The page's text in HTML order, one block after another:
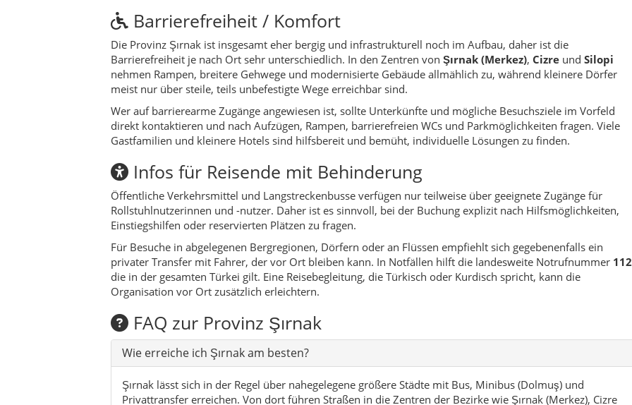
Rollstuhlnutzerinnen und -nutzer. Daher ist es sinnvoll, bei der Buchung explizit nach Hilfsmöglichkeiten,
Einstiegshilfen oder reservierten Plätzen zu fragen.
Für Besuche in abgelegenen Bergregionen, Dörfern oder an Flüssen empfiehlt sich gegebenenfalls ein
privater Transfer mit Fahrer, der vor Ort bleiben kann. In Notfällen hilft die landesweite Notrufnummer
die in der gesamten Türkei gilt. Eine Reisebegleitung, die Türkisch oder Kurdisch spricht, kann die
Organisation vor Ort zusätzlich erleichtern.
FAQ zur Provinz Şırnak
Şırnak lässt sich in der Regel über nahegelegene größere Städte mit Bus, Minibus (Dolmuş) und
Privattransfer erreichen. Von dort führen Straßen in die Zentren der Bezirke wie Şırnak (Merkez), Cizre
oder Silopi. Für aktuelle Verbindungen lohnt sich ein Blick auf lokale Busunternehmen und
Reiseagenturen.
Ist Şırnak als Reiseziel sicher?
Für wen eignet sich eine Reise nach Şırnak?
Bezirke der Provinz Şırnak
Şırnak(Merkez) –
Verwaltungszentrum am Hang, geprägt von Neubauten, Märkten und Moscheen
Cizre–
kulturhistorisches Zentrum am Tigris mit Grabstätten, Dichtern und alten Medresen
İdil –
traditionsreiche Kleinstadt mit Kirchen, alten Siedlungen und Mischkultur aus verschiedenen
Glaubensgemeinschaften